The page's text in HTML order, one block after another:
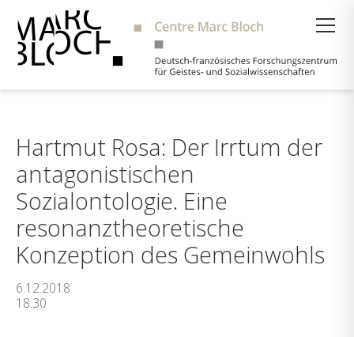
Hartmut Rosa: Der Irrtum der
antagonistischen
Sozialontologie. Eine
resonanztheoretische
Konzeption des Gemeinwohls
6.12.2018
18:30